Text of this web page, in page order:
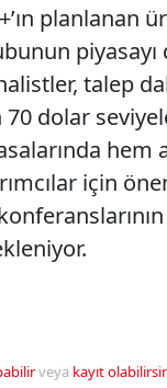
planlanan
piyasayı
talep
dolar
için
veya kayıt